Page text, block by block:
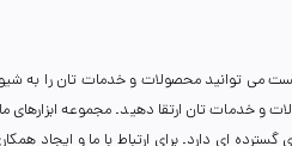
می توانید محصولات و خدمات تان را به
و خدمات تان ارتقا دهید. مجموعه
ای دارد. برای ارتباط با ما و ایجاد